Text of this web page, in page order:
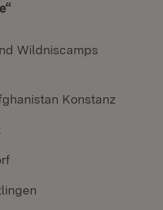
Wildniscamps
Konstanz